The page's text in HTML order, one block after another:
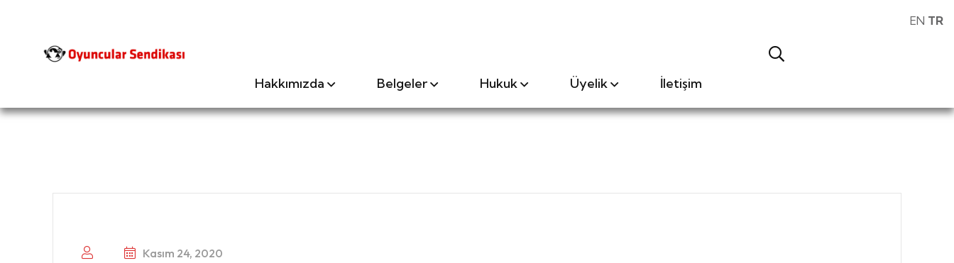
Hakkımızda Belgeler Hukuk Üyelik İletişim
Kasım 24, 2020
EN TR